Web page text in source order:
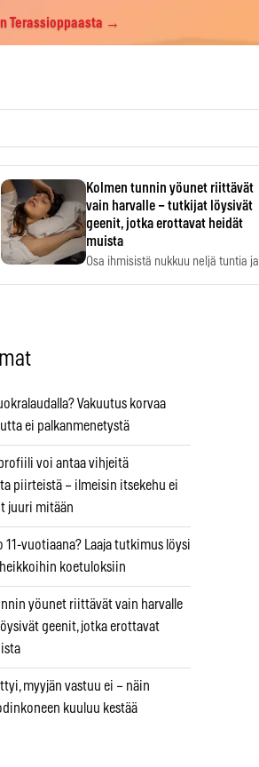
Terassioppaasta →
Kolmen tunnin yöunet riittävät
vain harvalle – tutkijat löysivät
geenit, jotka erottavat heidät
muista
Osa ihmisistä nukkuu neljä tuntia ja
Vakuutus korvaa
ei palkanmenetystä
voi antaa vihjeitä
piirteistä – ilmeisin itsekehu ei
juuri mitään
11-vuotiaana? Laaja tutkimus löysi
koetuloksiin
yöunet riittävät vain harvalle
geenit, jotka erottavat
myyjän vastuu ei – näin
kuuluu kestää